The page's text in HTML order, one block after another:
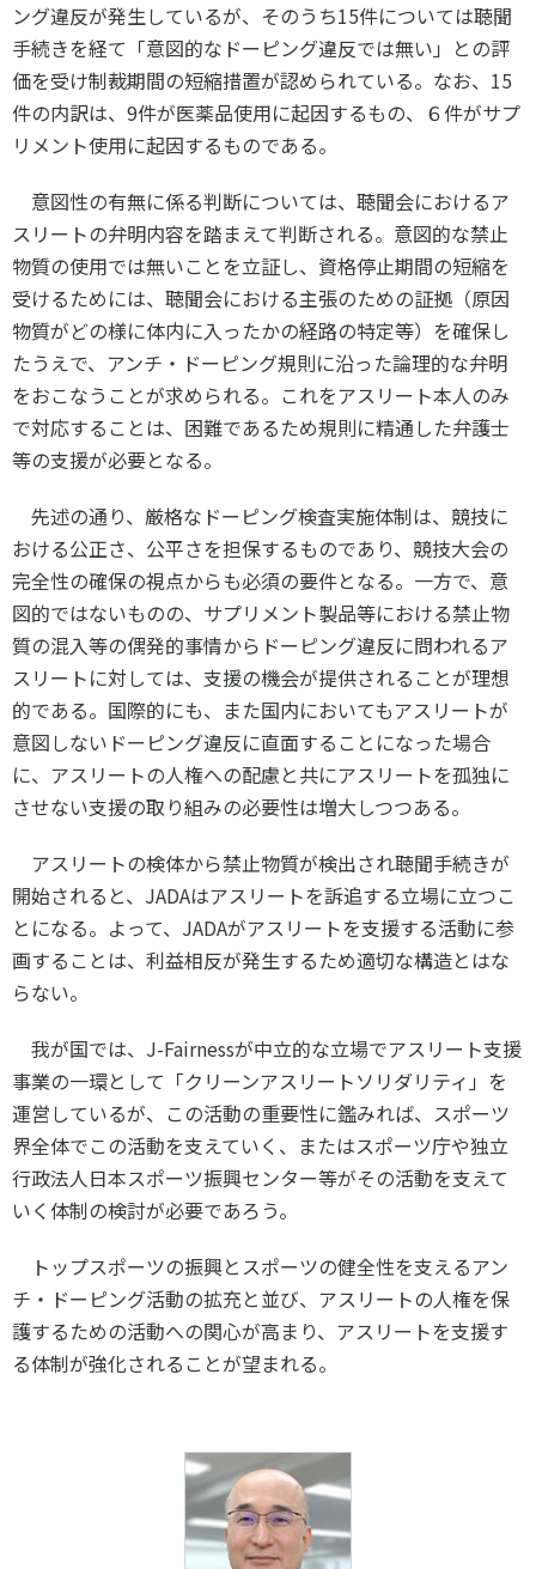
ング違反が発生しているが、そのうち15件については聴聞
手続きを経て「意図的なドーピング違反では無い」との評
価を受け制裁期間の短縮措置が認められている。なお、 15
件の内訳は、 9件が医薬品使用に起因するもの、６件がサプ
リメント使用に起因するものである。
意図性の有無に係る判断については、聴聞会におけるア
スリートの弁明内容を踏まえて判断される。意図的な禁止
物質の使用では無いことを立証し、資格停止期間の短縮を
受けるためには、聴聞会における主張のための証拠（原因
物質がどの様に体内に入ったかの経路の特定等）を確保し
たうえで、アンチ・ドーピング規則に沿った論理的な弁明
をおこなうことが求められる。これをアスリート本人のみ
で対応することは、困難であるため規則に精通した弁護士
等の支援が必要となる。
先述の通り、厳格なドーピング検査実施体制は、競技に
おける公正さ、公平さを担保するものであり、競技大会の
完全性の確保の視点からも必須の要件となる。一方で、意
図的ではないものの、サプリメント製品等における禁止物
質の混入等の偶発的事情からドーピング違反に問われるア
スリートに対しては、支援の機会が提供されることが理想
的である。国際的にも、また国内においてもアスリートが
意図しないドーピング違反に直面することになった場合
に、アスリートの人権への配慮と共にアスリートを孤独に
させない支援の取り組みの必要性は増大しつつある。
アスリートの検体から禁止物質が検出され聴聞手続きが
開始されると、 JADAはアスリートを訴追する立場に立つこ
とになる。よって、 JADAがアスリートを支援する活動に参
画することは、利益相反が発生するため適切な構造とはな
らない。
我が国では、 J-Fairnessが中立的な立場でアスリート支援
事業の一環として「クリーンアスリートソリダリティ」を
運営しているが、この活動の重要性に鑑みれば、スポーツ
界全体でこの活動を支えていく、またはスポーツ庁や独立
行政法人日本スポーツ振興センター等がその活動を支えて
いく体制の検討が必要であろう。
トップスポーツの振興とスポーツの健全性を支えるアン
チ・ドーピング活動の拡充と並び、アスリートの人権を保
護するための活動への関心が高まり、アスリートを支援す
る体制が強化されることが望まれる。